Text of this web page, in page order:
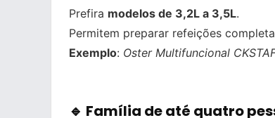
Prefira modelos de 3,2L a 3,5L.
Permitem preparar refeições
Exemplo: Oster Multifuncional
🔹 Família de até quatro